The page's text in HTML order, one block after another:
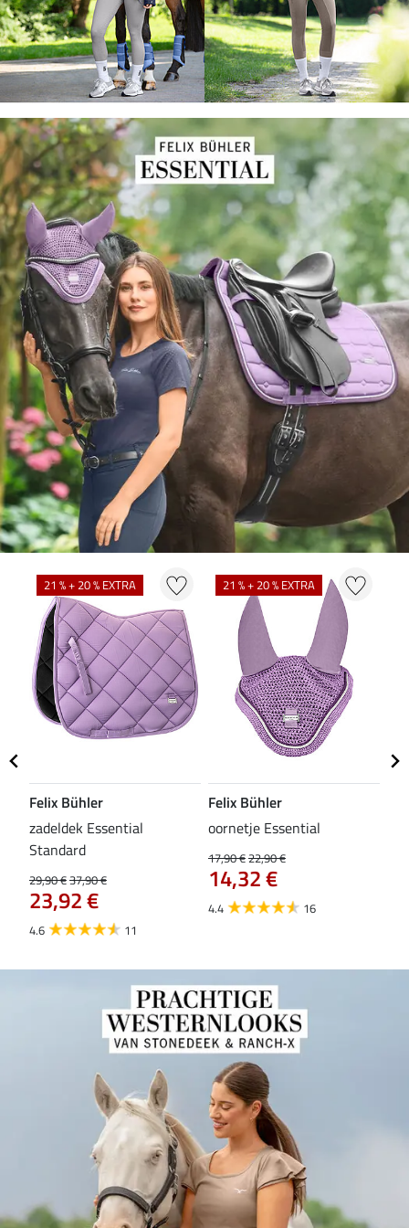
21 % + 20 % EXTRA
Felix Bühler
zadeldek Essential
Standard
29,90 €37,90 €
23,92 €
4.6 11
21 % + 20 % EXTRA
Felix Bühler
oornetje Essential
17,90 €22,90 €
14,32 €
4.4 16